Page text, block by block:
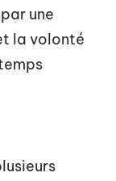
une
la volonté